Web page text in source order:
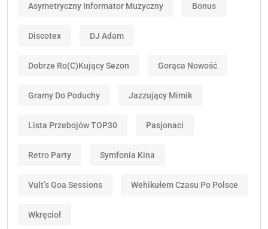
Asymetryczny Informator Muzyczny Bonus
Discotex DJ Adam
Dobrze Ro(c)kujący Sezon Gorąca Nowość
Gramy Do Poduchy Jazzujący Mimik
Lista Przebojów TOP30 Pasjonaci
Retro Party Symfonia Kina
Vult’s Goa Sessions Wehikułem Czasu Po Polsce
Wkręcioł